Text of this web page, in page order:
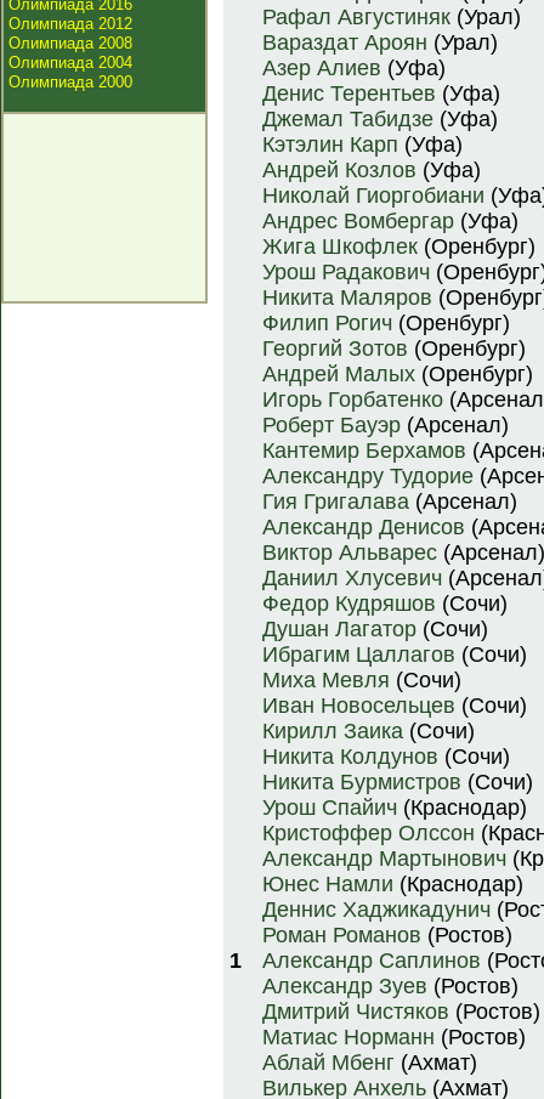
Олимпиада 2016
Олимпиада 2012
Олимпиада 2008
Олимпиада 2004
Олимпиада 2000
1
Рафал Августиняк (Урал)
Вараздат Ароян (Урал)
Азер Алиев (Уфа)
Денис Терентьев (Уфа)
Джемал Табидзе (Уфа)
Кэтэлин Карп (Уфа)
Андрей Козлов (Уфа)
Николай Гиоргобиани
Андрес Вомбергар (Уфа)
Жига Шкофлек (Оренбург)
Урош Радакович
Никита Маляров
Филип Рогич (Оренбург)
Георгий Зотов (Оренбург)
Андрей Малых (Оренбург)
Игорь Горбатенко
Роберт Бауэр (Арсенал)
Кантемир Берхамов
Александру Тудорие
Гия Григалава (Арсенал)
Александр Денисов
Виктор Альварес (Арсенал)
Даниил Хлусевич
Федор Кудряшов (Сочи)
Душан Лагатор (Сочи)
Ибрагим Цаллагов (Сочи)
Миха Мевля (Сочи)
Иван Новосельцев (Сочи)
Кирилл Заика (Сочи)
Никита Колдунов (Сочи)
Никита Бурмистров (Сочи)
Урош Спайич (Краснодар)
Кристоффер Олссон
Александр Мартынович
Юнес Намли (Краснодар)
Деннис Хаджикадунич
Роман Романов (Ростов)
Александр Саплинов
Александр Зуев (Ростов)
Дмитрий Чистяков (Ростов)
Матиас Норманн (Ростов)
Аблай Мбенг (Ахмат)
Вилькер Анхель (Ахмат)